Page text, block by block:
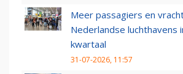
Meer passagiers en
Nederlandse luchthavens
kwartaal
31-07-2026, 11:57